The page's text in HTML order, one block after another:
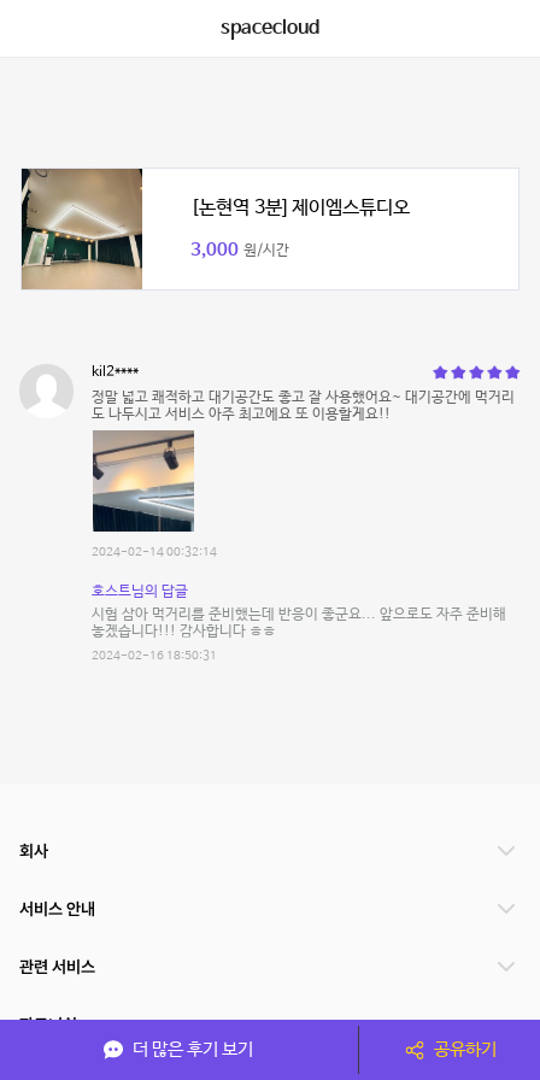
spacecloud
[논현역 3분] 제이엠스튜디오
3,000 원/시간
kil2****
정말 넓고 쾌적하고 대기공간도 좋고 잘 사용했어요~ 대기공간에 먹거리
도 나두시고 서비스 아주 최고에요 또 이용할게요!!
2024-02-14 00:32:14
호스트님의 답글
시험 삼아 먹거리를 준비했는데 반응이 좋군요... 앞으로도 자주 준비해
놓겠습니다!!! 감사합니다 ㅎㅎ
2024-02-16 18:50:31
더 많은 후기 보기 공유하기
회사
서비스 안내
관련 서비스
파트너쉽